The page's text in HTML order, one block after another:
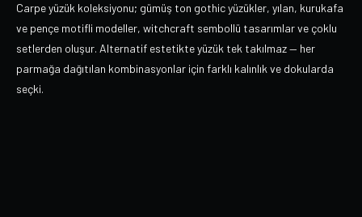
Carpe yüzük koleksiyonu; gümüş ton gothic yüzükler, yılan, kurukafa
ve pençe motifli modeller, witchcraft sembollü tasarımlar ve çoklu
setlerden oluşur. Alternatif estetikte yüzük tek takılmaz — her
parmağa dağıtılan kombinasyonlar için farklı kalınlık ve dokularda
seçki.